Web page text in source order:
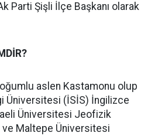
Parti Şişli İlçe Başkanı olarak
aslen Kastamonu olup
Üniversitesi (İSİS) İngilizce
Üniversitesi Jeofizik
Maltepe Üniversitesi